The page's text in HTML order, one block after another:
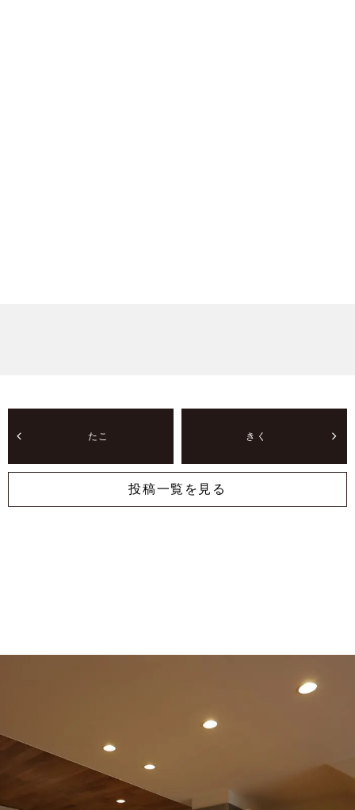
たこ きく
投稿一覧を見る